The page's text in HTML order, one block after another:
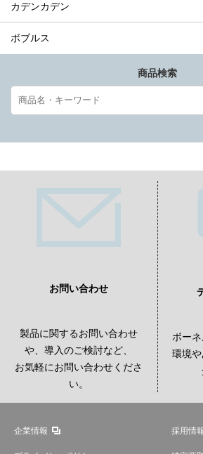
カデンカデン
ボブルス
商品検索
お問い合わせ
製品に関するお問い合わせ
や、導入のご検討など、
お気軽にお問い合わせくださ
い。
ボー
環境
企業情報 採用情